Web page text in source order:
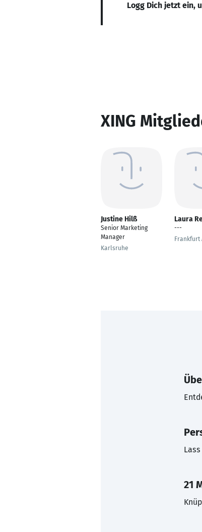
Logg Dich jetzt ein,
XING
Justine Hilß
Senior Marketing
Manager
Karlsruhe
Laura
---
Frankfurt
21